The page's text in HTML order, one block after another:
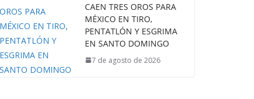
CAEN TRES OROS PARA
MÉXICO EN TIRO,
PENTATLÓN Y ESGRIMA
EN SANTO DOMINGO
7 de agosto de 2026